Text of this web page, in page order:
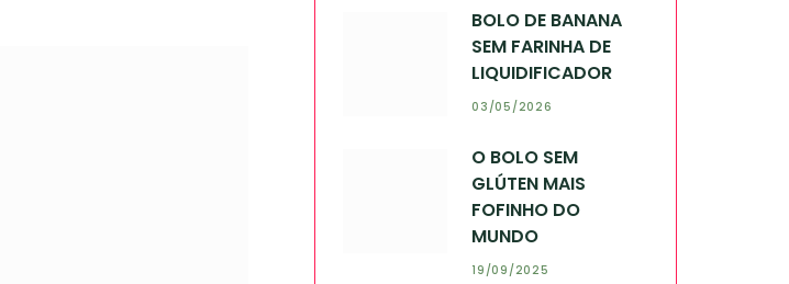
BOLO DE BANANA
SEM FARINHA DE
LIQUIDIFICADOR
03/05/2026
O BOLO SEM
GLÚTEN MAIS
FOFINHO DO
MUNDO
19/09/2025